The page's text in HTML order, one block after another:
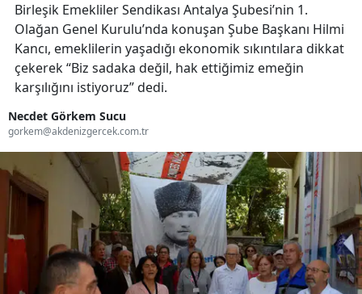
Birleşik Emekliler Sendikası Antalya Şubesi’nin 1.
Olağan Genel Kurulu’nda konuşan Şube Başkanı Hilmi
Kancı, emeklilerin yaşadığı ekonomik sıkıntılara dikkat
çekerek “Biz sadaka değil, hak ettiğimiz emeğin
karşılığını istiyoruz” dedi.
Necdet Görkem Sucu
gorkem@akdenizgercek.com.tr